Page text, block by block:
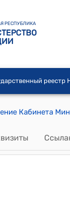
РЕСПУБЛИКА
реестр